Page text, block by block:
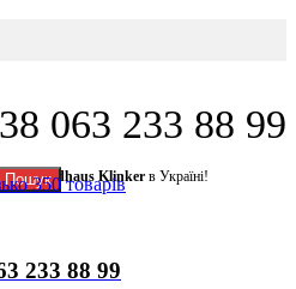
Feldhaus Klinkerв Україні!
063 233 88 99
Пошук
233 88 99
350 товарів